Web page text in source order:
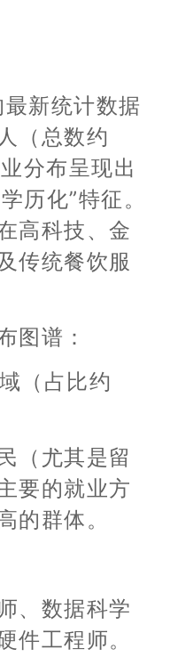
新统计数据
（总数约
分布呈现出
历化”特征。
高科技、金
传统餐饮服
图谱：
（占比约
（尤其是留
要的就业方
的群体。
、数据科学
件工程师。